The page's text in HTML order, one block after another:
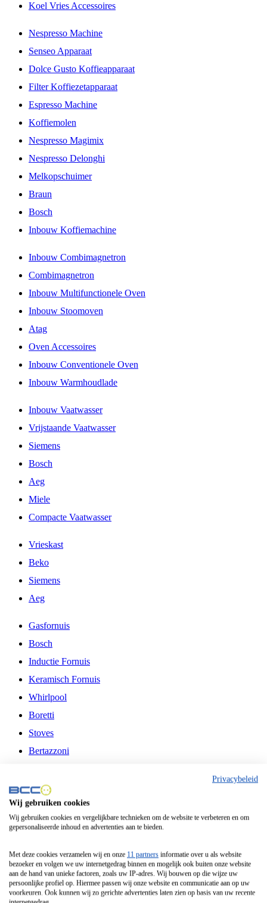
Koel Vries Accessoires
Nespresso Machine
Senseo Apparaat
Dolce Gusto Koffieapparaat
Filter Koffiezetapparaat
Espresso Machine
Koffiemolen
Nespresso Magimix
Nespresso Delonghi
Melkopschuimer
Braun
Bosch
Inbouw Koffiemachine
Inbouw Combimagnetron
Combimagnetron
Inbouw Multifunctionele Oven
Inbouw Stoomoven
Atag
Oven Accessoires
Inbouw Conventionele Oven
Inbouw Warmhoudlade
Inbouw Vaatwasser
Vrijstaande Vaatwasser
Siemens
Bosch
Aeg
Miele
Compacte Vaatwasser
Vrieskast
Beko
Siemens
Aeg
Gasfornuis
Bosch
Inductie Fornuis
Keramisch Fornuis
Whirlpool
Boretti
Stoves
Bertazzoni
Fitelli
Airfryer
Frituurpan
Contactgrill
Broodbakmachine
Broodrooster
Privacybeleid
Wij gebruiken cookies
Wij gebruiken cookies en vergelijkbare technieken om de website te verbeteren en om
gepersonaliseerde inhoud en advertenties aan te bieden.
Met deze cookies verzamelen wij en onze 11 partners informatie over u als website
bezoeker en volgen we uw internetgedrag binnen en mogelijk ook buiten onze website
aan de hand van unieke factoren, zoals uw IP-adres. Wij bouwen op die wijze uw
persoonlijke profiel op. Hiermee passen wij onze website en communicatie aan op uw
voorkeuren. Ook kunnen wij zo gerichte advertenties laten zien op basis van uw recente